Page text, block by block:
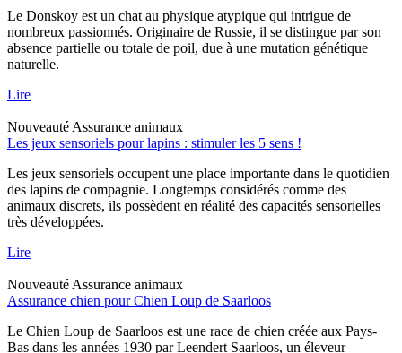
Le Donskoy est un chat au physique atypique qui intrigue de
nombreux passionnés. Originaire de Russie, il se distingue par son
absence partielle ou totale de poil, due à une mutation génétique
naturelle.
Lire
Nouveauté Assurance animaux
Les jeux sensoriels pour lapins : stimuler les 5 sens !
Les jeux sensoriels occupent une place importante dans le quotidien
des lapins de compagnie. Longtemps considérés comme des
animaux discrets, ils possèdent en réalité des capacités sensorielles
très développées.
Lire
Nouveauté Assurance animaux
Assurance chien pour Chien Loup de Saarloos
Le Chien Loup de Saarloos est une race de chien créée aux Pays-
Bas dans les années 1930 par Leendert Saarloos, un éleveur